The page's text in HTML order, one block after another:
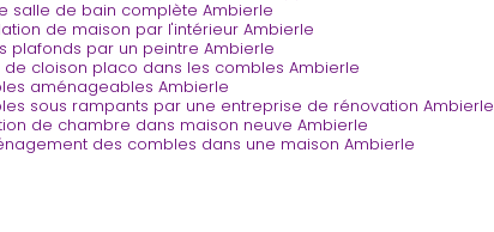
salle de bain complète Ambierle
de maison par l'intérieur Ambierle
plafonds par un peintre Ambierle
de cloison placo dans les combles Ambierle
aménageables Ambierle
sous rampants par une entreprise de rénovation Ambierle
de chambre dans maison neuve Ambierle
des combles dans une maison Ambierle